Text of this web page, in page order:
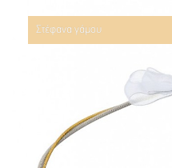
Στέφανα γάμου